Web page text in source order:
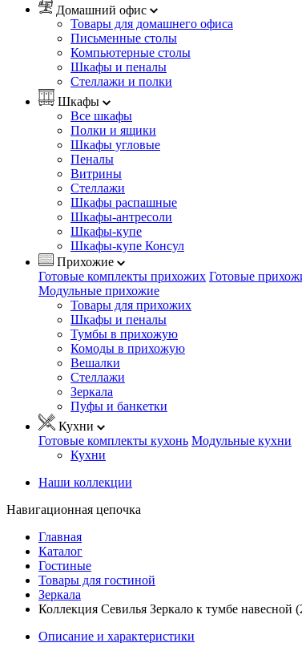
Домашний офис
Товары для домашнего офиса
Письменные столы
Компьютерные столы
Шкафы и пеналы
Стеллажи и полки
Шкафы
Все шкафы
Полки и ящики
Шкафы угловые
Пеналы
Витрины
Стеллажи
Шкафы распашные
Шкафы-антресоли
Шкафы-купе
Шкафы-купе Консул
Прихожие
Готовые комплекты прихожих Готовые
Модульные прихожие
Товары для прихожих
Шкафы и пеналы
Тумбы в прихожую
Комоды в прихожую
Вешалки
Стеллажи
Зеркала
Пуфы и банкетки
Кухни
Готовые комплекты кухонь Модульные кухни
Кухни
Наши коллекции
Навигационная цепочка
Главная
Каталог
Гостиные
Товары для гостиной
Зеркала
Коллекция Севилья Зеркало к тумбе
Описание и характеристики